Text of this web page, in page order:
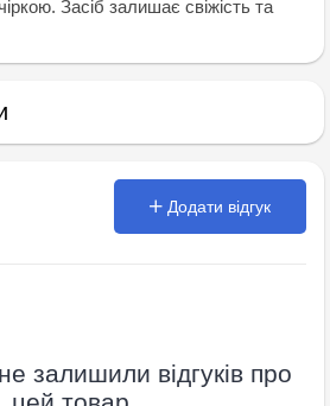
Засіб залишає свіжість та
Додати відгук
залишили відгуків про